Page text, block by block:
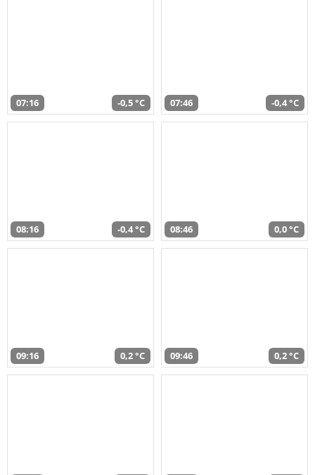
07:16 -0,5 °C 07:46 -0,4 °C
08:16 -0,4 °C 08:46 0,0 °C
09:16 0,2 °C 09:46 0,2 °C